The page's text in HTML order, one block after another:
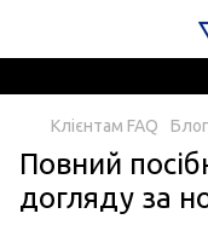
Клієнтам FAQ Блог
Повний
догляду за